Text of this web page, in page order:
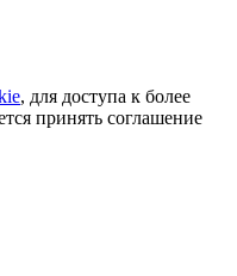
, для доступа к более
принять соглашение